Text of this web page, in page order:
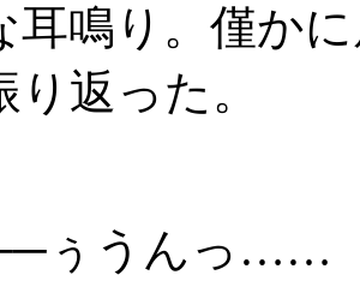
鳴り。僅か
返った。
ぅうんっ……